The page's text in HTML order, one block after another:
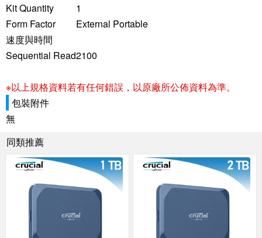
Kit Quantity
1
Form Factor
External Portable
速度與時間
Sequential Read2100
※以上規格資料若有任何錯誤，以原廠所公佈資料為準。
包裝附件
無
同類推薦